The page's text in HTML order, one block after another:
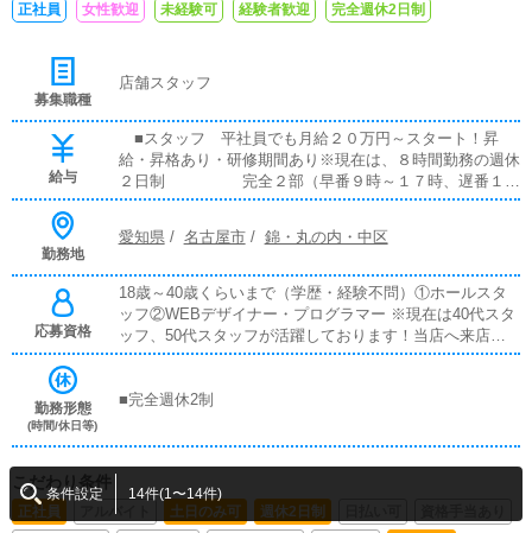
正社員 女性歓迎 未経験可 経験者歓迎 完全週休2日制
募集職種
店舗スタッフ
給与
■スタッフ 平社員でも月給２０万円～スタート！昇
給・昇格あり・研修期間あり※現在は、８時間勤務の週休
２日制 完全２部（早番９時～１７時、遅番１６
時～２４時） スタートは月給２０万円より勤務地名古屋
勤務地
愛知県/ 名古屋市/ 錦・丸の内・中区
応募資格
18歳～40歳くらいまで（学歴・経験不問）①ホールスタ
ッフ②WEBデザイナー・プログラマー ※現在は40代スタ
ッフ、50代スタッフが活躍しております！当店へ来店さ
れるお客様は、紳士的で社会的な立場のある方になりま
いただいております。腰掛けてきな気持ちでお仕事を探し
間勤務の完全２交代制■早番9:00~17:00 ■遅番16:00~24:
00■完全週休2日制アルバイト現在アルバイトの募集は打
ち切りさせていただいております。給与■スタッフ 平社
員でも月給20万円～スタート！能力次第で即昇給！昇
給・昇格あり・研修期間あり※現在、８時間勤務の週休２
勤務形態
(時間/休日等)
■完全週休2制
こだわり条件
正社員 アルバイト 土日のみ可 週休2日制
条件設定 14件(1〜14件)